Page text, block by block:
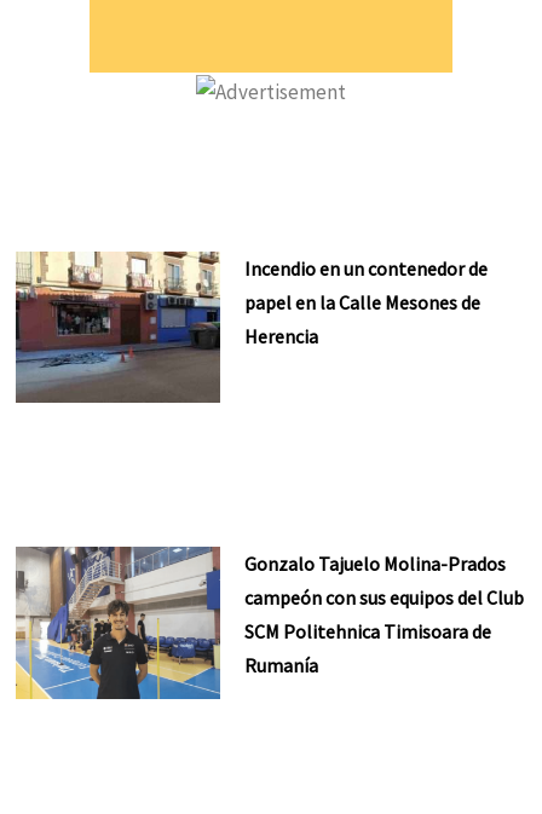
Incendio en un contenedor de
papel en la Calle Mesones de
Herencia
Gonzalo Tajuelo Molina-Prados
campeón con sus equipos del Club
SCM Politehnica Timisoara de
Rumanía